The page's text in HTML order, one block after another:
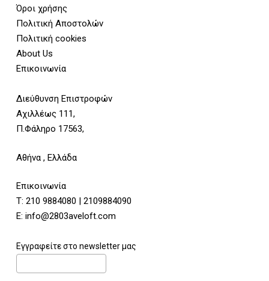
Όροι χρήσης
Πολιτική Αποστολών
Πολιτική cookies
About Us
Επικοινωνία
Διεύθυνση Επιστροφών
Αχιλλέως 111,
Π.Φάληρο 17563,
Αθήνα , Ελλάδα
Επικοινωνία
Τ: 210 9884080 | 2109884090
E: info@2803aveloft.com
Εγγραφείτε στο newsletter μας